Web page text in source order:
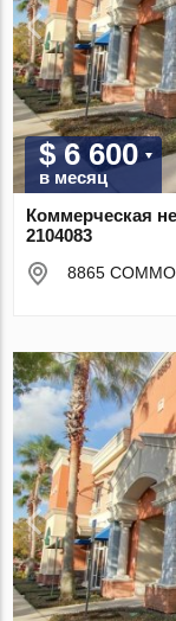
$ 6 600
в месяц
Коммерческая
2104083
8865